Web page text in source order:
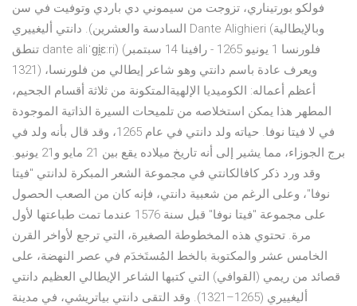
فولكو بورتيناري، تزوجت من سيموني دي باردي وتوفيت في سن
السادسة والعشرين). دانتي أليغييري Dante Alighieri (وبالإيطالية
تنطق dante aliˈɡi̯ɛ:ri) (فلورنسا 1 يونيو 1265 - رافينا 14 سبتمبر
1321) ويعرف عادة باسم دانتي وهو شاعر إيطالي من فلورنسا،
أعظم أعماله: الكوميديا الإلهيةالمتكونة من ثلاثة أقسام الجحيم،
المطهر هذا يمكن استخلاصه من تلميحات السيرة الذاتية الموجودة
في لا فيتا نوفا. حياته ولد دانتي في عام 1265، وقد قال بأنه ولد في
برج الجوزاء، مما يشير إلى أنه تاريخ ميلاده يقع بين 21 مايو و21 يونيو.
وقد ورد ذكر كافالكانتي في مجموعة الشعر المبكرة لدانتي "فيتا
نوفا"، وعلى الرغم من شعبية دانتي، فإنه كان من الصعب الحصول
على مجموعة "فيتا نوفا" قبل سنة 1576 عندما تمت طباعتها لأول
مرة. تحتوي هذه المخطوطة الصغيرة، التي ترجع لأواخر القرن
الخامس عشر والمكتوبة بالخط المُستَخدَم في عصر النهضة، على
قصائد من ريمي (القوافي) التي كتبها الشاعر الإيطالي العظيم دانتي
أليغييري (1265–1321). وقد التقى دانتي بياتريشي، في مدينة